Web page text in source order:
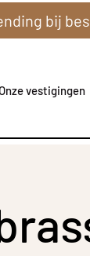
Onze vestigingen